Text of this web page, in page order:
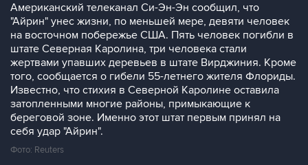
Американский телеканал Си-Эн-Эн сообщил, что
"Айрин" унес жизни, по меньшей мере, девяти человек
на восточном побережье США. Пять человек погибли в
штате Северная Каролина, три человека стали
жертвами упавших деревьев в штате Вирджиния. Кроме
того, сообщается о гибели 55-летнего жителя Флориды.
Известно, что стихия в Северной Каролине оставила
затопленными многие районы, примыкающие к
береговой зоне. Именно этот штат первым принял на
себя удар "Айрин".
Фото: Reuters